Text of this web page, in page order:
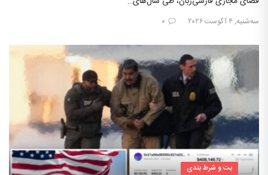
سه‌شنبه, ۴ آگوست ۲۰۲۶ ۰
بت و شرط بندی